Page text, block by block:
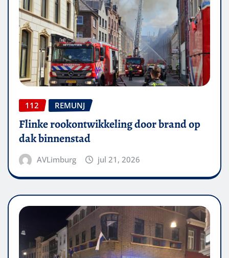
112 REMUNJ
Flinke rookontwikkeling door brand op
dak binnenstad
AVLimburg jul 21, 2026